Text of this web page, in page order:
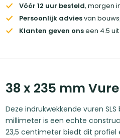
Vóór 12 uur besteld, morgen
Persoonlijk adviesvan
Klanten geven onseen 4.5 uit
38 x 235 mm
Deze indrukwekkende vuren SLS
millimeter is een echte
23,5 centimeter biedt dit profiel